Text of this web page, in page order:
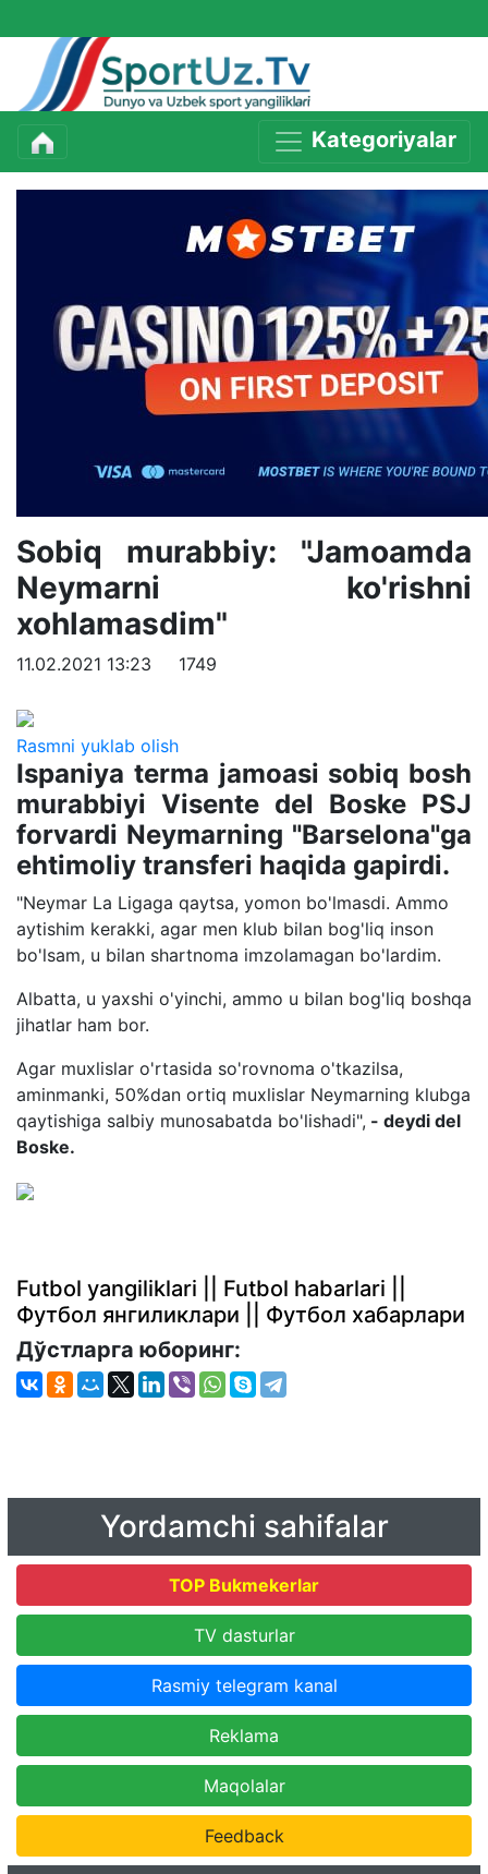
Kategoriyalar
Sobiq murabbiy: "Jamoamda
Neymarni ko'rishni
xohlamasdim"
11.02.2021 13:23 1749
Rasmni yuklab olish
Ispaniya terma jamoasi sobiq bosh
murabbiyi Visente del Boske PSJ
forvardi Neymarning "Barselona"ga
ehtimoliy transferi haqida gapirdi.
"Neymar La Ligaga qaytsa, yomon bo'lmasdi. Ammo
aytishim kerakki, agar men klub bilan bog'liq inson
bo'lsam, u bilan shartnoma imzolamagan bo'lardim.
Albatta, u yaxshi o'yinchi, ammo u bilan bog'liq boshqa
jihatlar ham bor.
Agar muxlislar o'rtasida so'rovnoma o'tkazilsa,
aminmanki, 50%dan ortiq muxlislar Neymarning klubga
qaytishiga salbiy munosabatda bo'lishadi", - deydi del
Boske.
Futbol yangiliklari || Futbol habarlari ||
Футбол янгиликлари || Футбол хабарлари
Дўстларга юборинг:
Yordamchi sahifalar
TOP Bukmekerlar
TV dasturlar
Rasmiy telegram kanal
Reklama
Maqolalar
Feedback